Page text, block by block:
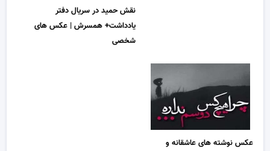
نقش حمید در سریال دفتر
یادداشت+ همسرش | عکس های
شخصی
عکس نوشته های عاشقانه و